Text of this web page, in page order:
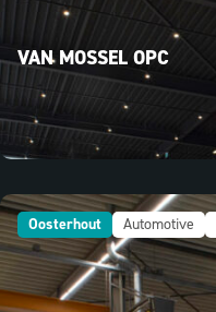
VAN MOSSEL OPC
Oosterhout Automotive